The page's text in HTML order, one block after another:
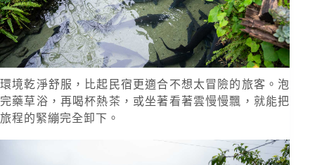
環境乾淨舒服，比起民宿更適合不想太冒險的旅客。泡
完藥草浴，再喝杯熱茶，或坐著看著雲慢慢飄，就能把
旅程的緊繃完全卸下。